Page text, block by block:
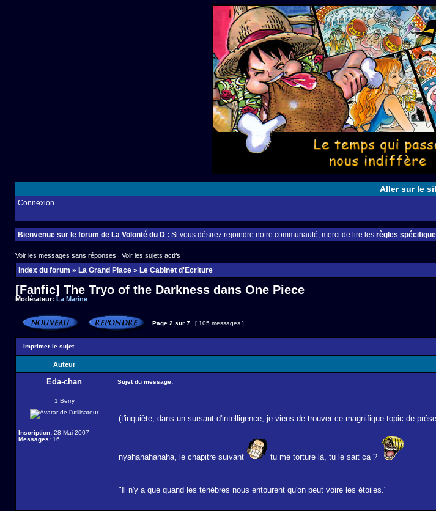
Aller sur le
Connexion
Bienvenue sur le forum de La Volonté du D : Si vous désirez rejoindre notre communauté, merci de lire les règles
Voir les messages sans réponses | Voir les sujets actifs
Index du forum » La Grand Place » Le Cabinet d'Ecriture
[Fanfic] The Tryo of the Darkness dans One Piece
Modérateur:La Marine
Page 2 sur 7 [ 105 messages ]
Imprimer le sujet
Auteur
Eda-chan Sujet du message:
1 Berry
Inscription: 28 Mai 2007
Messages: 16
(t'inquiète, dans un sursaut d'intelligence, je viens de trouver ce magnifique topic de
nyahahahahaha, le chapitre suivant tu me torture là, tu le sait ca ?
"Il n'y a que quand les ténèbres nous entourent qu'on peut voire les étoiles."